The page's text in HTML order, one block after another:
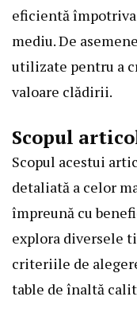
eficientă
mediu. De
utilizate pentru a
valoare clădirii.
Scopul
Scopul acestui
detaliată a celor
împreună cu
explora diversele
criteriile de
table de înaltă